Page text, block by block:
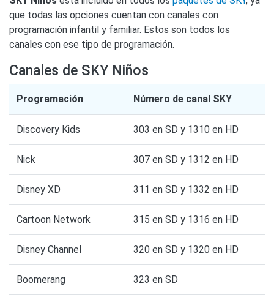
que todas las opciones cuentan con canales con
programación infantil y familiar. Estos son todos los
canales con ese tipo de programación.
Canales de SKY Niños
Programación Número de canal SKY
Discovery Kids 303 en SD y 1310 en HD
Nick 307 en SD y 1312 en HD
Disney XD 311 en SD y 1332 en HD
Cartoon Network 315 en SD y 1316 en HD
Disney Channel 320 en SD y 1320 en HD
Boomerang 323 en SD